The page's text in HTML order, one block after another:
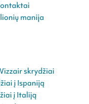
manija
skrydžiai
į Ispaniją
į Italiją